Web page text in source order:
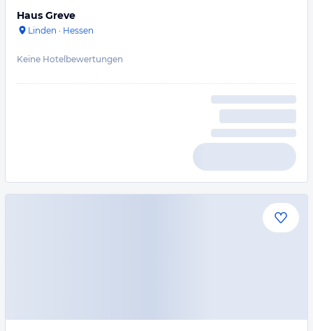
Haus Greve
Linden · Hessen
Keine Hotelbewertungen